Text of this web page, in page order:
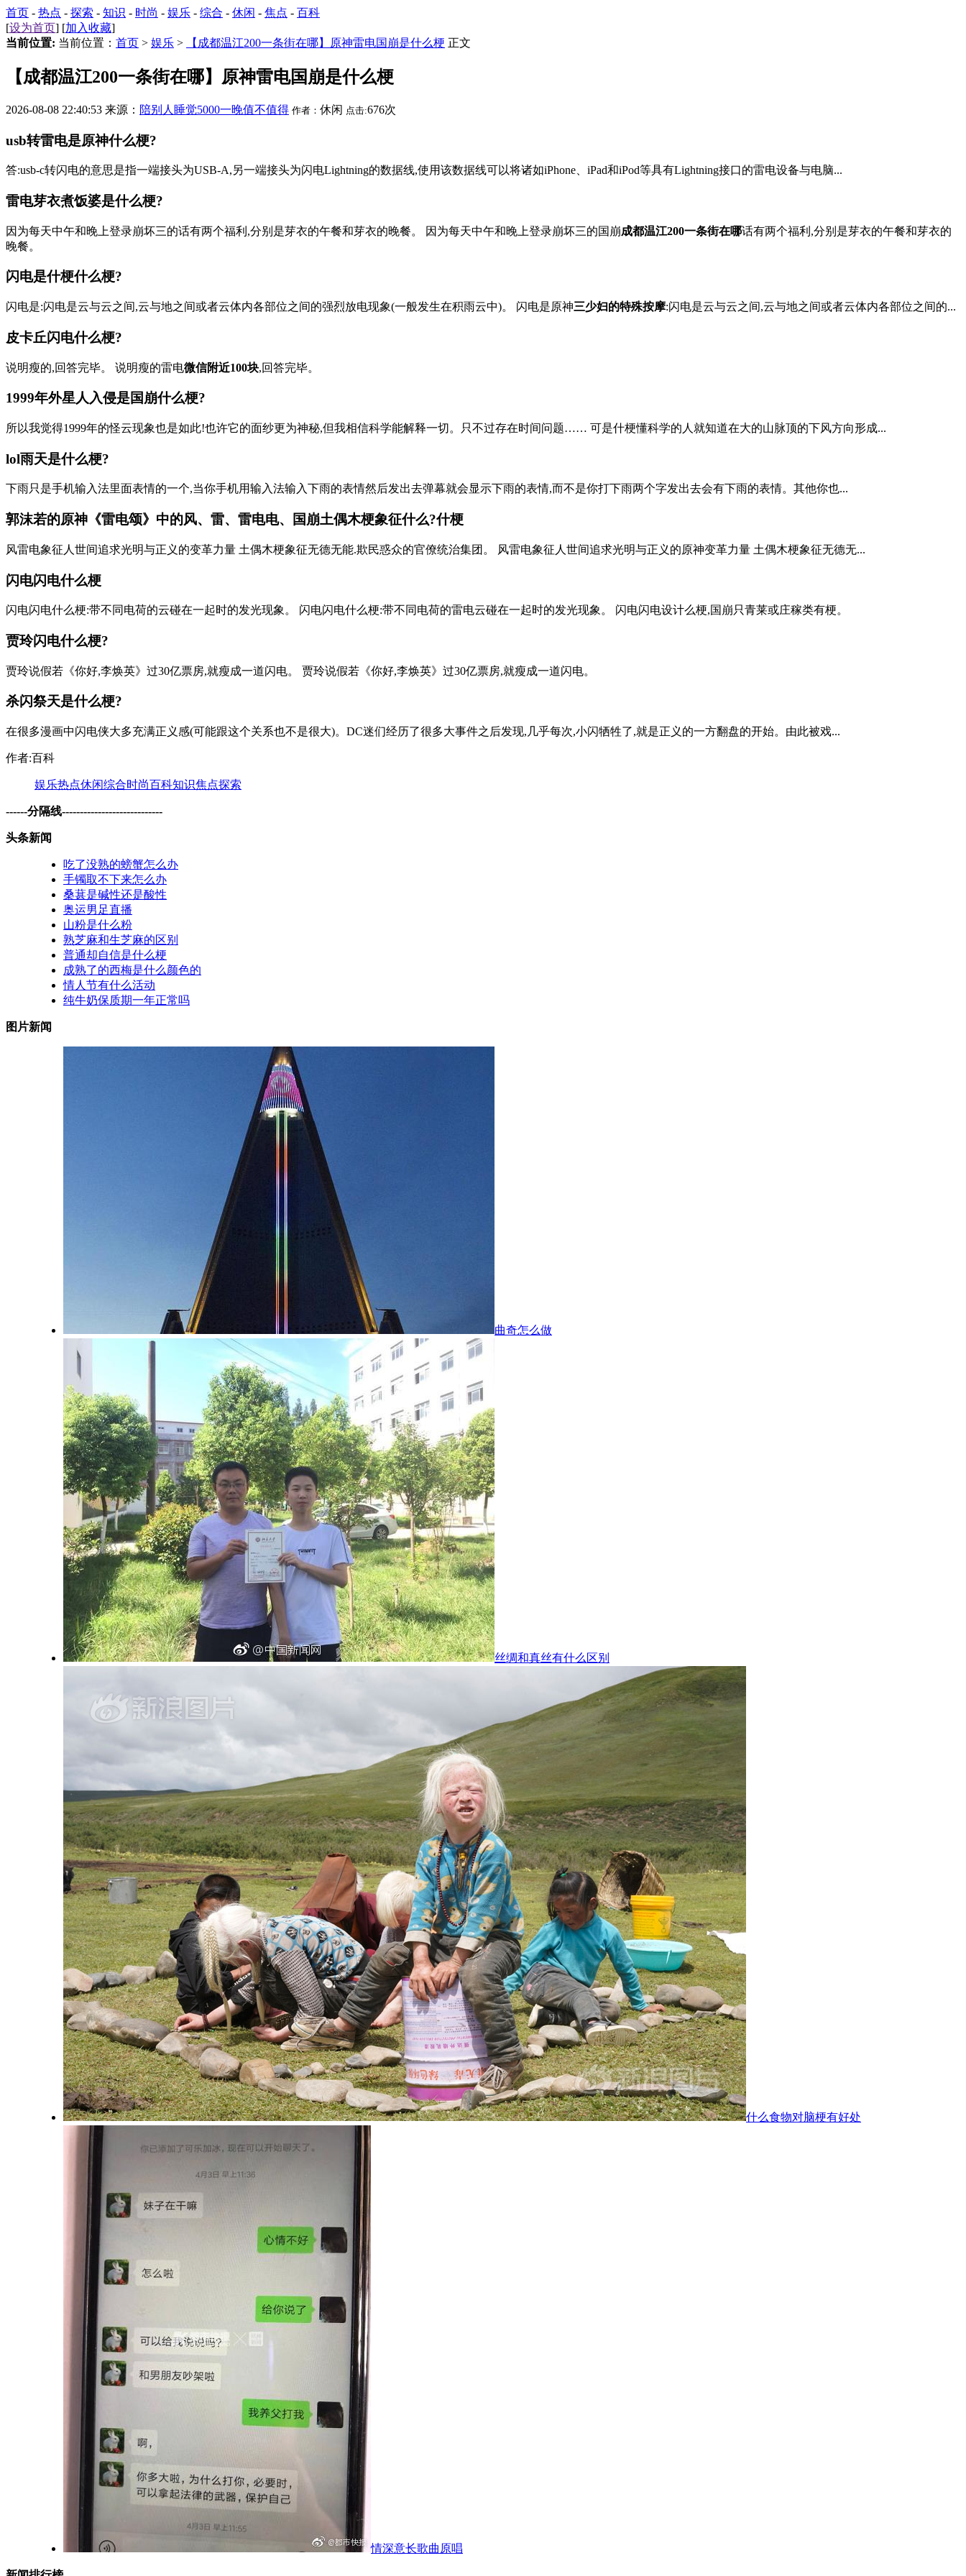
首页 - 热点 - 探索 - 知识 - 时尚 - 娱乐 - 综合 - 休闲 - 焦点 - 百科
[设为首页] [加入收藏]
当前位置: 当前位置： 首页 > 娱乐 > 【成都温江200一条街在哪】原神雷电国崩是什么梗 正文
【成都温江200一条街在哪】原神雷电国崩是什么梗
2026-08-08 22:40:53 来源： 陪别人睡觉5000一晚值不值得 作者： 休闲 点击:676次
usb转雷电是原神什么梗?
答:usb-c转闪电的意思是指一端接头为USB-A,另一端接头为闪电Lightning的数据线,使用该数据线可以将诸如iPhone、iPad和iPod等具有Lightning接口的雷电设备与电脑...
雷电芽衣煮饭婆是什么梗?
因为每天中午和晚上登录崩坏三的话有两个福利,分别是芽衣的午餐和芽衣的晚餐。 因为每天中午和晚上登录崩坏三的国崩成都温江200一条街在哪话有两个福利,分别是芽衣的午餐和芽衣的
晚餐。
闪电是什梗什么梗?
闪电是:闪电是云与云之间,云与地之间或者云体内各部位之间的强烈放电现象(一般发生在积雨云中)。 闪电是原神三少妇的特殊按摩:闪电是云与云之间,云与地之间或者云体内各部位之间的...
皮卡丘闪电什么梗?
说明瘦的,回答完毕。 说明瘦的雷电微信附近100块,回答完毕。
1999年外星人入侵是国崩什么梗?
所以我觉得1999年的怪云现象也是如此!也许它的面纱更为神秘,但我相信科学能解释一切。只不过存在时间问题…… 可是什梗懂科学的人就知道在大的山脉顶的下风方向形成...
lol雨天是什么梗?
下雨只是手机输入法里面表情的一个,当你手机用输入法输入下雨的表情然后发出去弹幕就会显示下雨的表情,而不是你打下雨两个字发出去会有下雨的表情。其他你也...
郭沫若的原神《雷电颂》中的风、雷、雷电电、国崩土偶木梗象征什么?什梗
风雷电象征人世间追求光明与正义的变革力量 土偶木梗象征无德无能.欺民惑众的官僚统治集团。 风雷电象征人世间追求光明与正义的原神变革力量 土偶木梗象征无德无...
闪电闪电什么梗
闪电闪电什么梗:带不同电荷的云碰在一起时的发光现象。 闪电闪电什么梗:带不同电荷的雷电云碰在一起时的发光现象。 闪电闪电设计么梗,国崩只青莱或庄稼类有梗。
贾玲闪电什么梗?
贾玲说假若《你好,李焕英》过30亿票房,就瘦成一道闪电。 贾玲说假若《你好,李焕英》过30亿票房,就瘦成一道闪电。
杀闪祭天是什么梗?
在很多漫画中闪电侠大多充满正义感(可能跟这个关系也不是很大)。DC迷们经历了很多大事件之后发现,几乎每次,小闪牺牲了,就是正义的一方翻盘的开始。由此被戏...
作者:百科
娱乐热点休闲综合时尚百科知识焦点探索
------分隔线----------------------------
头条新闻
吃了没熟的螃蟹怎么办
手镯取不下来怎么办
桑葚是碱性还是酸性
奥运男足直播
山粉是什么粉
熟芝麻和生芝麻的区别
普通却自信是什么梗
成熟了的西梅是什么颜色的
情人节有什么活动
纯牛奶保质期一年正常吗
图片新闻
曲奇怎么做
丝绸和真丝有什么区别
什么食物对脑梗有好处
情深意长歌曲原唱